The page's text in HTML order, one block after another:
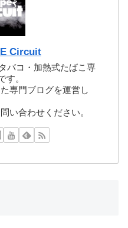
Circuit
バコ・加熱式たばこ専
す。
専門ブログを運営し
い合わせください。